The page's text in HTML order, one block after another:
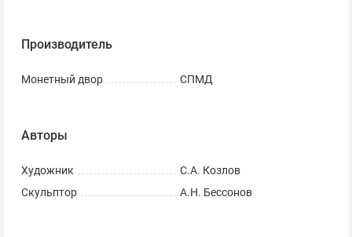
Производитель
Монетный двор СПМД
Авторы
Художник
С.А. Козлов
Скульптор
А.Н. Бессонов